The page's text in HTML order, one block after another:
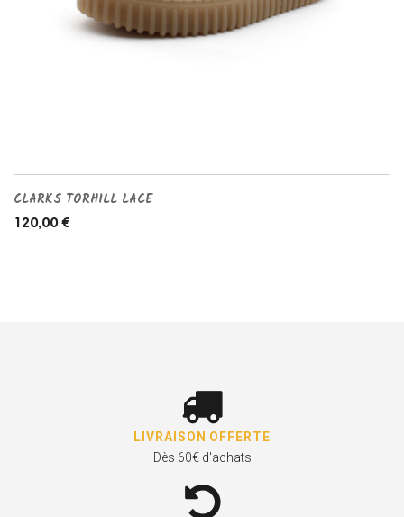
CLARKS TORHILL LACE
120,00 €
LIVRAISON OFFERTE
Dès 60€ d'achats